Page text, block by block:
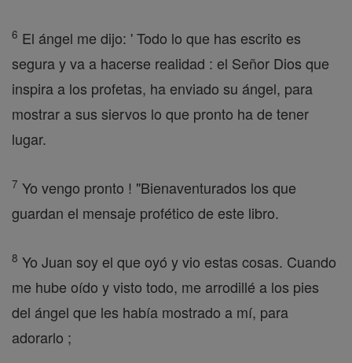
6 El ángel me dijo: ' Todo lo que has escrito es
segura y va a hacerse realidad : el Señor Dios que
inspira a los profetas, ha enviado su ángel, para
mostrar a sus siervos lo que pronto ha de tener
lugar.
7 Yo vengo pronto ! "Bienaventurados los que
guardan el mensaje profético de este libro.
8 Yo Juan soy el que oyó y vio estas cosas. Cuando
me hube oído y visto todo, me arrodillé a los pies
del ángel que les había mostrado a mí, para
adorarlo ;